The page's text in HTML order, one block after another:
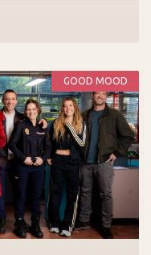
GOOD MOOD